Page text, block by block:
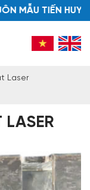
MẪU TIẾN HUY
Laser